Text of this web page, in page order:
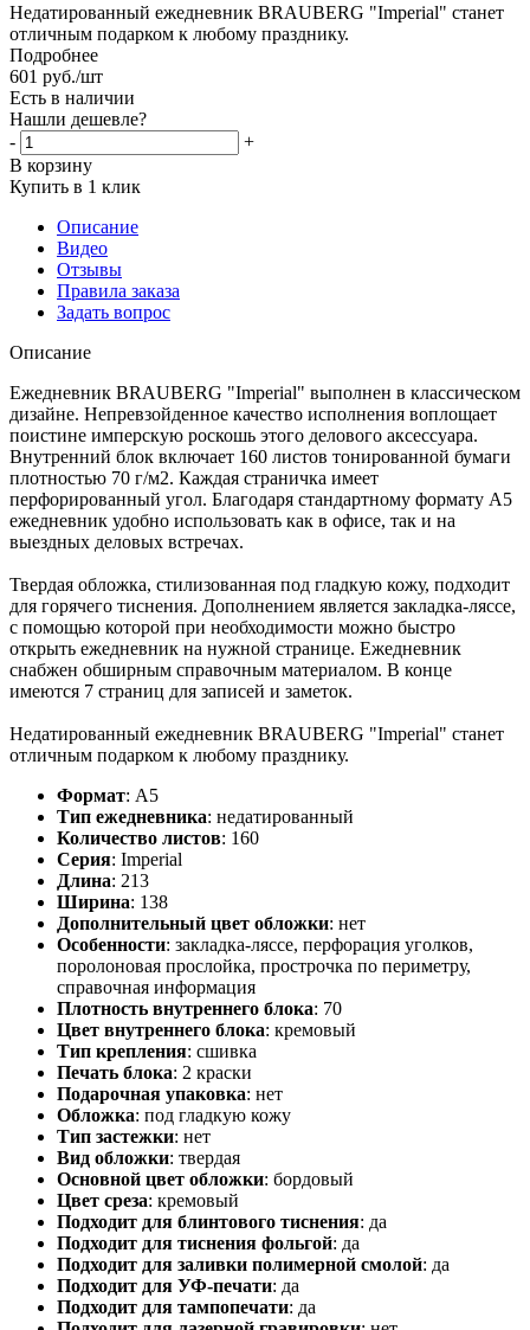
Недатированный ежедневник BRAUBERG "Imperial" станет
отличным подарком к любому празднику.
Подробнее
601 руб./шт
Есть в наличии
Нашли дешевле?
-
+
В корзину
Купить в 1 клик
Описание
Видео
Отзывы
Правила заказа
Задать вопрос
Описание
Ежедневник BRAUBERG "Imperial" выполнен в классическом
дизайне. Непревзойденное качество исполнения воплощает
поистине имперскую роскошь этого делового аксессуара.
Внутренний блок включает 160 листов тонированной бумаги
плотностью 70 г/м2. Каждая страничка имеет
перфорированный угол. Благодаря стандартному формату А5
ежедневник удобно использовать как в офисе, так и на
выездных деловых встречах.
Твердая обложка, стилизованная под гладкую кожу, подходит
для горячего тиснения. Дополнением является закладка-ляссе,
с помощью которой при необходимости можно быстро
открыть ежедневник на нужной странице. Ежедневник
снабжен обширным справочным материалом. В конце
имеются 7 страниц для записей и заметок.
Недатированный ежедневник BRAUBERG "Imperial" станет
отличным подарком к любому празднику.
Формат: А5
Тип ежедневника: недатированный
Количество листов: 160
Серия: Imperial
Длина: 213
Ширина: 138
Дополнительный цвет обложки: нет
Особенности: закладка-ляссе, перфорация уголков,
поролоновая прослойка, прострочка по периметру,
справочная информация
Плотность внутреннего блока: 70
Цвет внутреннего блока: кремовый
Тип крепления: сшивка
Печать блока: 2 краски
Подарочная упаковка: нет
Обложка: под гладкую кожу
Тип застежки: нет
Вид обложки: твердая
Основной цвет обложки: бордовый
Цвет среза: кремовый
Подходит для блинтового тиснения: да
Подходит для тиснения фольгой: да
Подходит для заливки полимерной смолой: да
Подходит для УФ-печати: да
Подходит для тампопечати: да